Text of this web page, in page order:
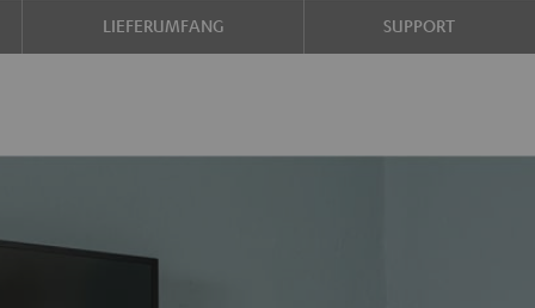
LIEFERUMFANG SUPPORT